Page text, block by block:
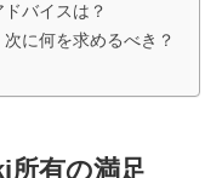
バイスは？
に何を求めるべき？
所有の満足